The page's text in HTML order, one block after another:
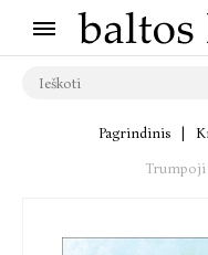
Pagrindinis
Trumpoji